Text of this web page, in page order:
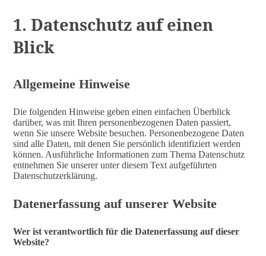
1. Datenschutz auf einen
Blick
Allgemeine Hinweise
Die folgenden Hinweise geben einen einfachen Überblick
darüber, was mit Ihren personenbezogenen Daten passiert,
wenn Sie unsere Website besuchen. Personenbezogene Daten
sind alle Daten, mit denen Sie persönlich identifiziert werden
können. Ausführliche Informationen zum Thema Datenschutz
entnehmen Sie unserer unter diesem Text aufgeführten
Datenschutzerklärung.
Datenerfassung auf unserer Website
Wer ist verantwortlich für die Datenerfassung auf dieser
Website?